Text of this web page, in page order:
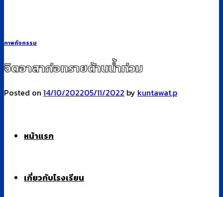
เกี่ยวกับโรงเรียน
ข้อมูลการติดต่อ
ภาพกิจกรรม
จิตอาสาก่อทรายต้านน้ำท่วม
Posted on 14/10/202205/11/2022 by kuntawat.p